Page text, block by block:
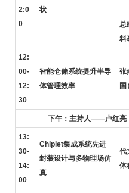
2:0
0
状
总
料
12:
00-
12:
30
智能仓储系统提升半导
体管理效率
张
国
下午：主持人——卢红亮
13:
30-
14:
00
Chiplet集成系统先进
封装设计与多物理场仿
真
代
体